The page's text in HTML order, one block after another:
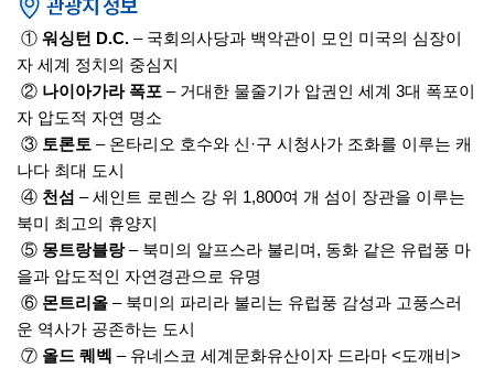
① 워싱턴 D.C. – 국회의사당과 백악관이 모인 미국의 심장이
자 세계 정치의 중심지
② 나이아가라 폭포 – 거대한 물줄기가 압권인 세계 3대 폭포이
자 압도적 자연 명소
③ 토론토 – 온타리오 호수와 신·구 시청사가 조화를 이루는 캐
나다 최대 도시
④ 천섬 – 세인트 로렌스 강 위 1,800여 개 섬이 장관을 이루는
북미 최고의 휴양지
⑤ 몽트랑블랑– 북미의 알프스라 불리며, 동화 같은 유럽풍 마
을과 압도적인 자연경관으로 유명
⑥ 몬트리올 – 북미의 파리라 불리는 유럽풍 감성과 고풍스러
운 역사가 공존하는 도시
⑦ 올드 퀘벡 – 유네스코 세계문화유산이자 드라마 <도깨비>